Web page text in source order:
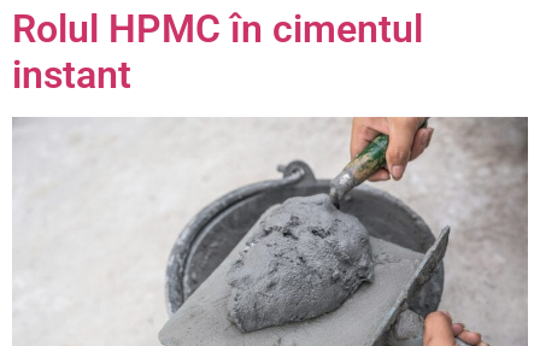
Rolul HPMC în cimentul
instant